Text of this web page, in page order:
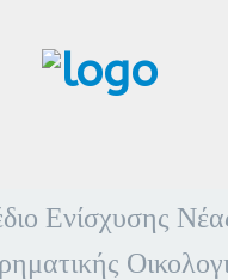
WE
US
Ενίσχυσης